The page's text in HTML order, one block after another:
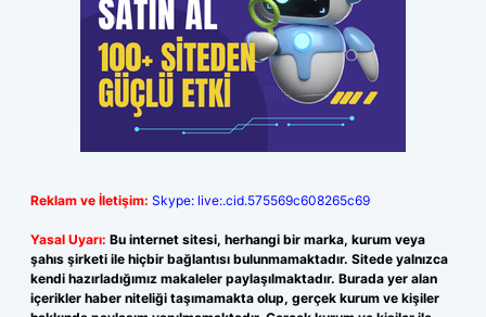
Reklam ve İletişim: Skype: live:.cid.575569c608265c69
Yasal Uyarı: Bu internet sitesi, herhangi bir marka, kurum veya
şahıs şirketi ile hiçbir bağlantısı bulunmamaktadır. Sitede yalnızca
kendi hazırladığımız makaleler paylaşılmaktadır. Burada yer alan
içerikler haber niteliği taşımamakta olup, gerçek kurum ve kişiler